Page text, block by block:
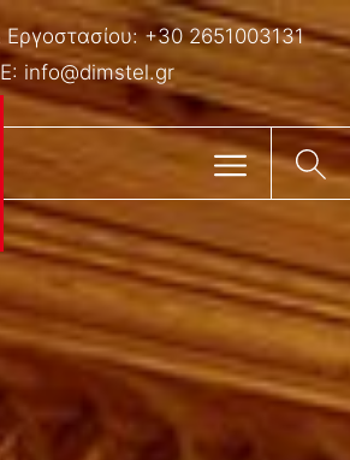
+30 2651003131
E: info@dimstel.gr